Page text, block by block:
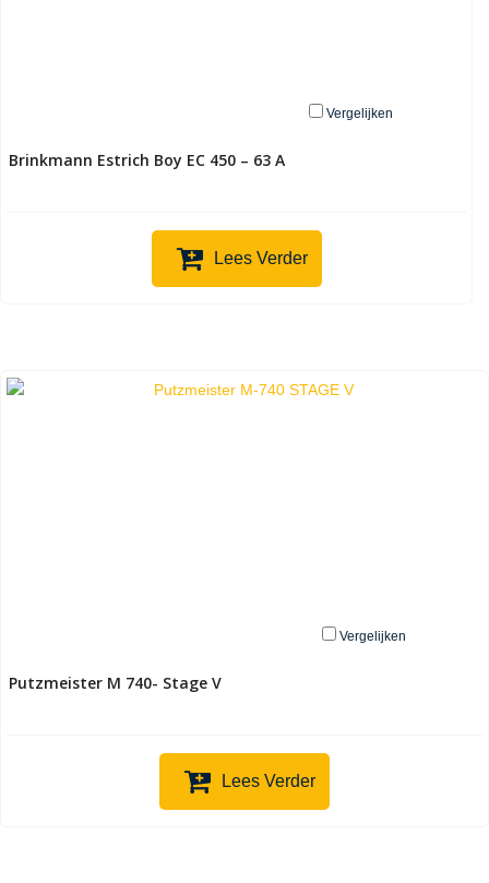
Vergelijken
Brinkmann Estrich Boy EC 450 – 63 A
Lees Verder
Vergelijken
Putzmeister M 740- Stage V
Lees Verder